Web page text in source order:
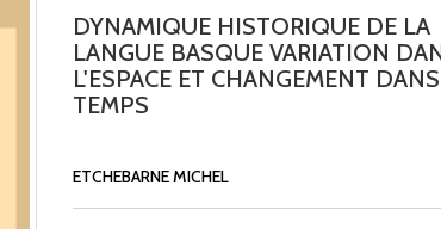
DYNAMIQUE HISTORIQUE DE LA
LANGUE BASQUE VARIATION
L'ESPACE ET CHANGEMENT
TEMPS
ETCHEBARNE MICHEL